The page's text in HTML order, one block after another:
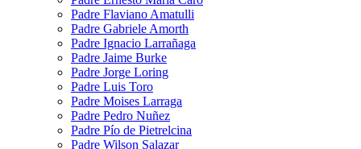
Padre Flaviano Amatulli
Padre Gabriele Amorth
Padre Ignacio Larrañaga
Padre Jaime Burke
Padre Jorge Loring
Padre Luis Toro
Padre Moises Larraga
Padre Pedro Nuñez
Padre Pío de Pietrelcina
Padre Wilson Salazar